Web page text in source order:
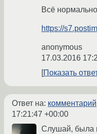
Всё
https://
anonymous
17.03.2016
Показать
Ответ на: комментарий
17:21:47 +00:00
Слушай, была